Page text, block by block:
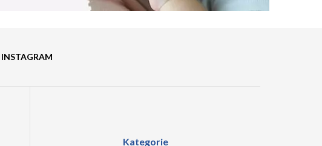
INSTAGRAM
Kategorie